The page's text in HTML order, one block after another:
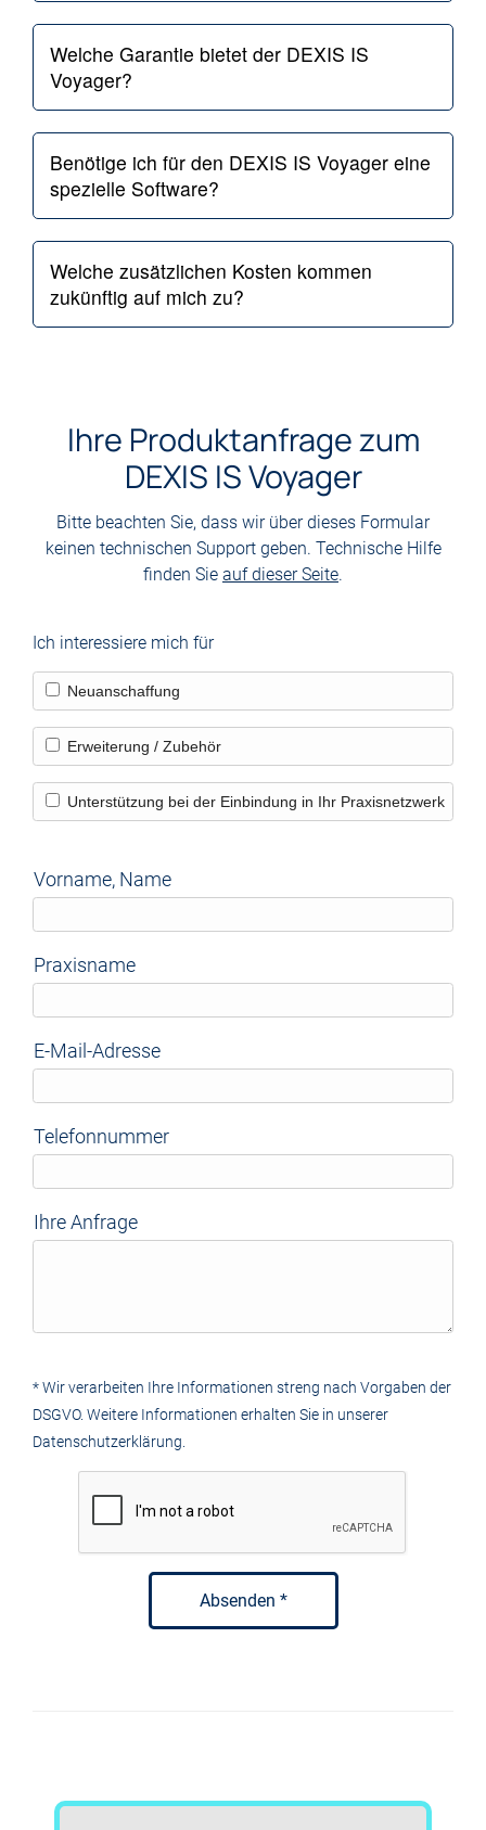
Welche Garantie bietet der DEXIS IS
Voyager?
Benötige ich für den DEXIS IS Voyager eine
spezielle Software?
Welche zusätzlichen Kosten kommen
zukünftig auf mich zu?
Ihre Produktanfrage zum
DEXIS IS Voyager
Bitte beachten Sie, dass wir über dieses Formular
keinen technischen Support geben. Technische Hilfe
finden Sie auf dieser Seite.
Ich interessiere mich für
Neuanschaffung
Erweiterung / Zubehör
Unterstützung bei der Einbindung in Ihr Praxisnetzwerk
Vorname, Name
Praxisname
E-Mail-Adresse
Telefonnummer
Ihre Anfrage
* Wir verarbeiten Ihre Informationen streng nach Vorgaben der
DSGVO. Weitere Informationen erhalten Sie in unserer
Datenschutzerklärung.
Absenden *